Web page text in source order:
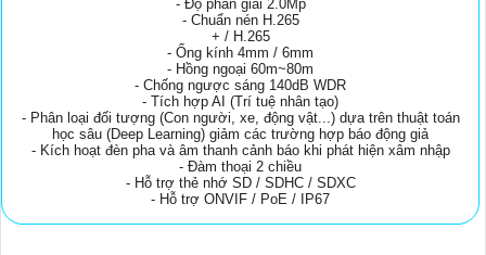
- Độ phân giải 2.0Mp
- Chuẩn nén H.265
+ / H.265
- Ống kính 4mm / 6mm
- Hồng ngoại 60m~80m
- Chống ngược sáng 140dB WDR
- Tích hợp AI (Trí tuệ nhân tạo)
- Phân loại đối tượng (Con người, xe, động vật...) dựa trên thuật toán
học sâu (Deep Learning) giảm các trường hợp báo động giả
- Kích hoạt đèn pha và âm thanh cảnh báo khi phát hiện xâm nhập
- Đàm thoại 2 chiều
- Hỗ trợ thẻ nhớ SD / SDHC / SDXC
- Hỗ trợ ONVIF / PoE / IP67